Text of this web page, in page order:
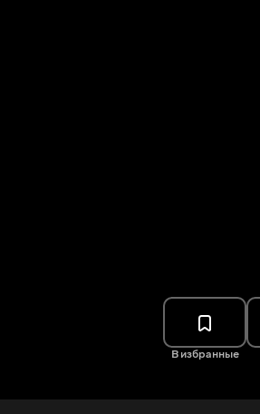
В избранные